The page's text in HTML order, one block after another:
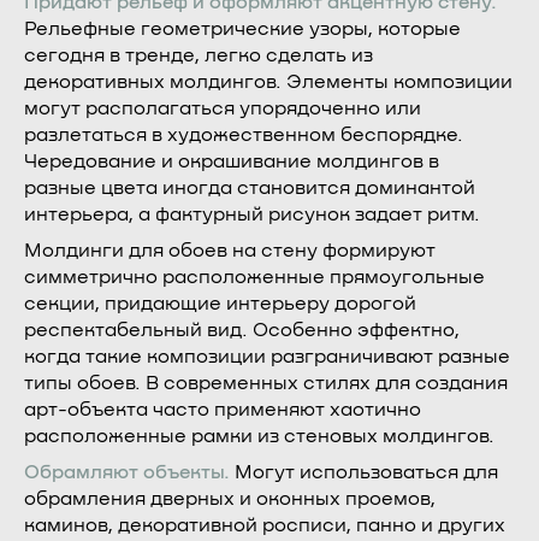
Рельефные геометрические узоры, которые
сегодня в тренде, легко сделать из
декоративных молдингов. Элементы композиции
могут располагаться упорядоченно или
разлетаться в художественном беспорядке.
Чередование и окрашивание молдингов в
разные цвета иногда становится доминантой
интерьера, а фактурный рисунок задает ритм.
Молдинги для обоев на стену формируют
симметрично расположенные прямоугольные
секции, придающие интерьеру дорогой
респектабельный вид. Особенно эффектно,
когда такие композиции разграничивают разные
типы обоев. В современных стилях для создания
арт-объекта часто применяют хаотично
расположенные рамки из стеновых молдингов.
Обрамляют объекты. Могут использоваться для
обрамления дверных и оконных проемов,
каминов, декоративной росписи, панно и других